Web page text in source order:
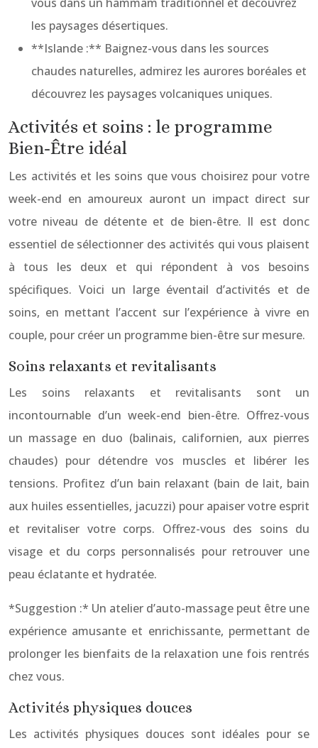
les paysages désertiques.
**Islande :** Baignez-vous dans les sources
chaudes naturelles, admirez les aurores boréales et
découvrez les paysages volcaniques uniques.
Activités et soins : le programme
Bien-Être idéal
Les activités et les soins que vous choisirez pour votre
week-end en amoureux auront un impact direct sur
votre niveau de détente et de bien-être. Il est donc
essentiel de sélectionner des activités qui vous plaisent
à tous les deux et qui répondent à vos besoins
spécifiques. Voici un large éventail d’activités et de
soins, en mettant l’accent sur l’expérience à vivre en
couple, pour créer un programme bien-être sur mesure.
Soins relaxants et revitalisants
Les soins relaxants et revitalisants sont un
incontournable d’un week-end bien-être. Offrez-vous
un massage en duo (balinais, californien, aux pierres
chaudes) pour détendre vos muscles et libérer les
tensions. Profitez d’un bain relaxant (bain de lait, bain
aux huiles essentielles, jacuzzi) pour apaiser votre esprit
et revitaliser votre corps. Offrez-vous des soins du
visage et du corps personnalisés pour retrouver une
peau éclatante et hydratée.
*Suggestion :* Un atelier d’auto-massage peut être une
expérience amusante et enrichissante, permettant de
prolonger les bienfaits de la relaxation une fois rentrés
chez vous.
Activités physiques douces
Les activités physiques douces sont idéales pour se